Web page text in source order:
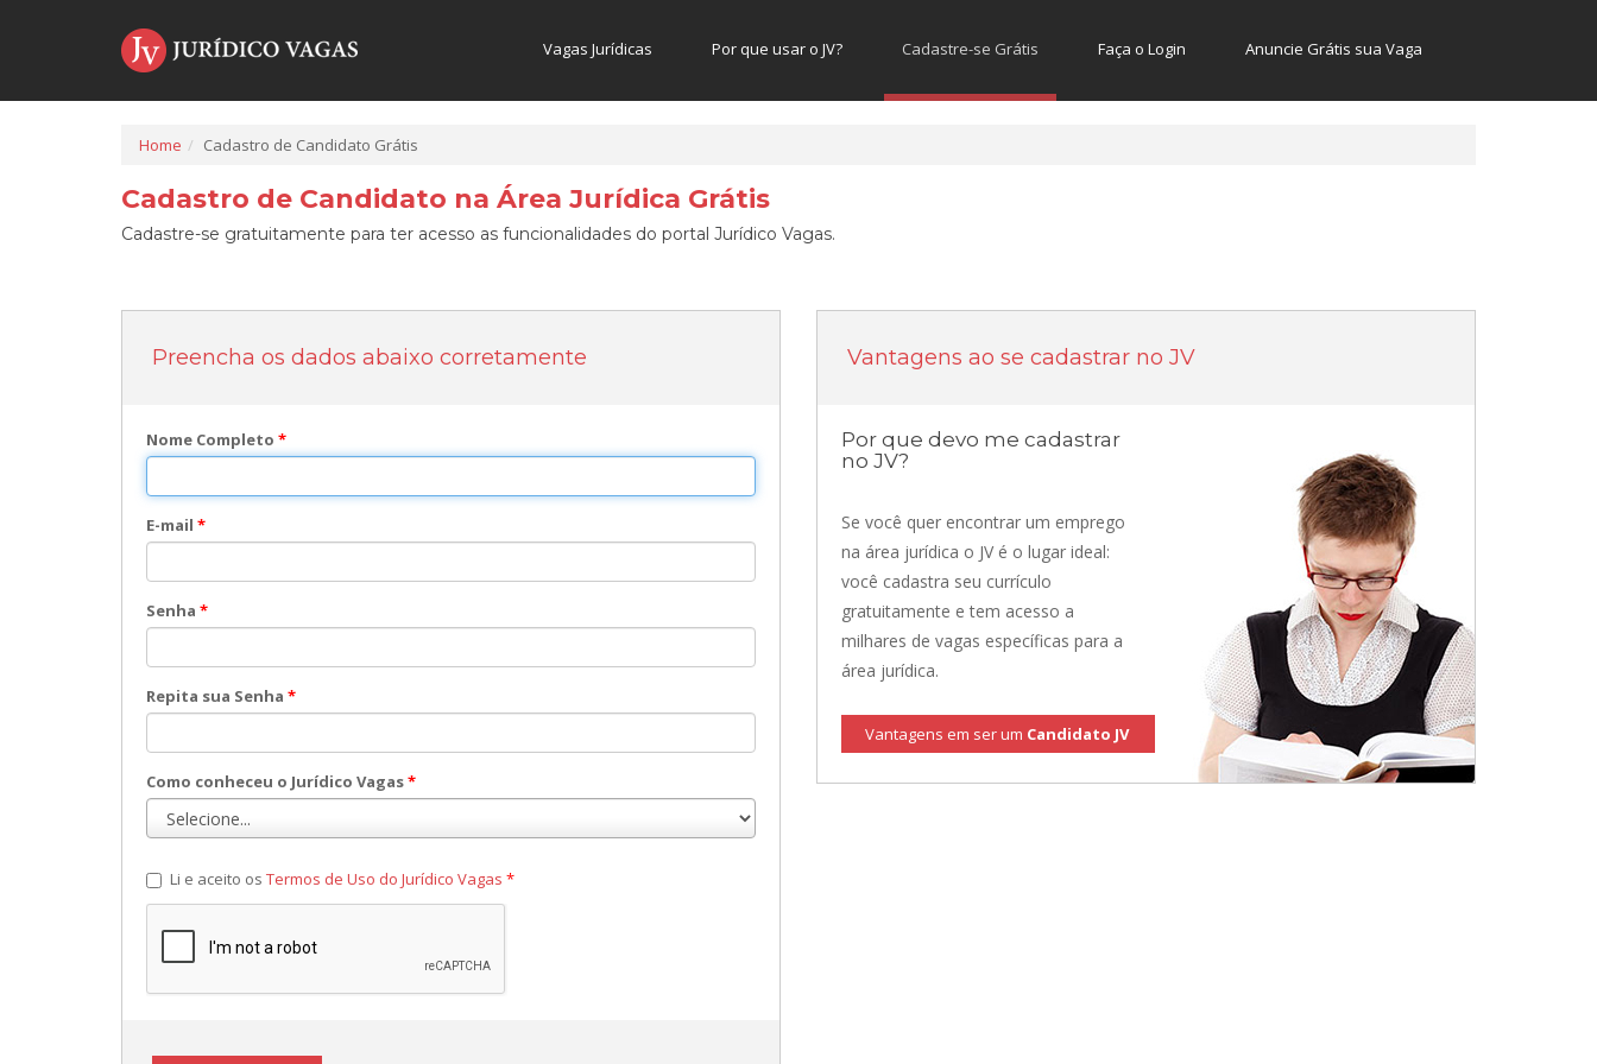
Vagas Jurídicas Por que usar o JV? Cadastre-se Grátis Faça o Login Anuncie Grátis sua Vaga
Home Cadastro de Candidato Grátis
Cadastro de Candidato na Área Jurídica Grátis
Cadastre-se gratuitamente para ter acesso as funcionalidades do portal Jurídico Vagas.
Preencha os dados abaixo corretamente
Nome Completo *
E-mail *
Senha *
Repita sua Senha *
Como conheceu o Jurídico Vagas*
Li e aceito os Termos de Uso do Jurídico Vagas *
Vantagens ao se cadastrar no JV
Por que devo me cadastrar
no JV?
Se você quer encontrar um emprego
na área jurídica o JV é o lugar ideal:
você cadastra seu currículo
gratuitamente e tem acesso a
milhares de vagas específicas para a
área jurídica.
Vantagens em ser um Candidato JV